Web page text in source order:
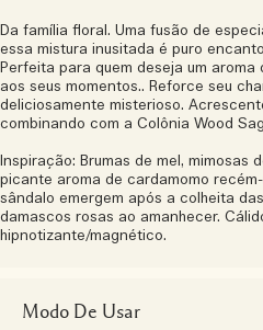
Da família floral. Uma fusão de
essa mistura inusitada é puro
Perfeita para quem deseja um
aos seus momentos.. Reforce seu
deliciosamente misterioso.
combinando com a Colônia Wood
Inspiração: Brumas de mel, mimosas
picante aroma de cardamomo
sândalo emergem após a colheita
damascos rosas ao amanhecer.
hipnotizante/magnético.
Modo De Usar